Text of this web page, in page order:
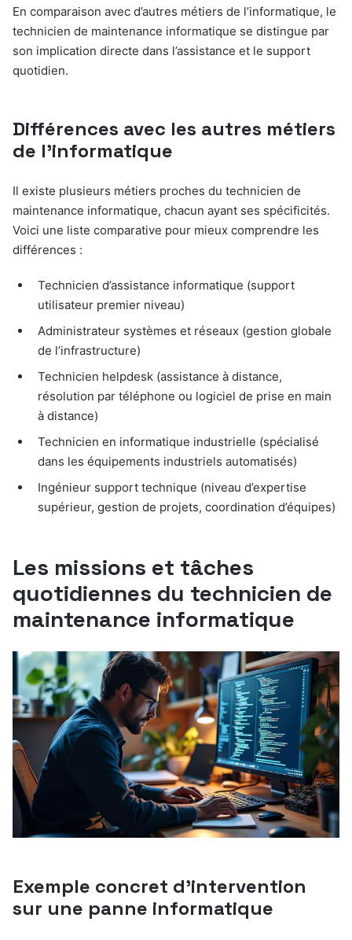
En comparaison avec d’autres métiers de l’informatique, le
technicien de maintenance informatique se distingue par
son implication directe dans l’assistance et le support
quotidien.
Différences avec les autres métiers
de l’informatique
Il existe plusieurs métiers proches du technicien de
maintenance informatique, chacun ayant ses spécificités.
Voici une liste comparative pour mieux comprendre les
différences :
Technicien d’assistance informatique (support
utilisateur premier niveau)
Administrateur systèmes et réseaux (gestion globale
de l’infrastructure)
Technicien helpdesk (assistance à distance,
résolution par téléphone ou logiciel de prise en main
à distance)
Technicien en informatique industrielle (spécialisé
dans les équipements industriels automatisés)
Ingénieur support technique (niveau d’expertise
supérieur, gestion de projets, coordination d’équipes)
Les missions et tâches
quotidiennes du technicien de
maintenance informatique
Exemple concret d’intervention
sur une panne informatique